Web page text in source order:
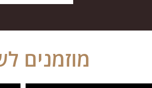
מוזמנים